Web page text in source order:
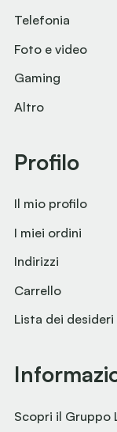
Telefonia
Foto e video
Gaming
Altro
Profilo
Il mio profilo
I miei ordini
Indirizzi
Carrello
Lista dei desideri
Scopri il Gruppo